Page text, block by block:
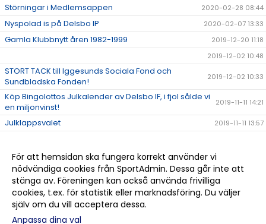
Störningar i Medlemsappen 2020-02-28 08:44
Nyspolad is på Delsbo IP 2020-02-07 13:33
Gamla Klubbnytt åren 1982-1999
2019-12-20 11:18
2019-12-02 10:48
STORT TACK till Iggesunds Sociala Fond och
Sundbladska Fonden!
2019-12-02 10:33
Köp Bingolottos Julkalender av Delsbo IF, i fjol sålde vi
en miljonvinst!
2019-11-11 14:21
Julklappsvalet 2019-11-11 13:57
Delsbo IF bjuder alla på bio via Sponsorhuset! 2019-11-05 16:01
Halvårsmöte söndag 17 nov. kl. 17.00 2019-11-04 16:20
STORT GRATTIS DELSBO IF!!! 2019-10-19 16:23
För att hemsidan ska fungera korrekt använder vi
nödvändiga cookies från SportAdmin. Dessa går inte att
stänga av. Föreningen kan också använda frivilliga
cookies, t.ex. för statistik eller marknadsföring. Du väljer
själv om du vill acceptera dessa.
Anpassa dina val